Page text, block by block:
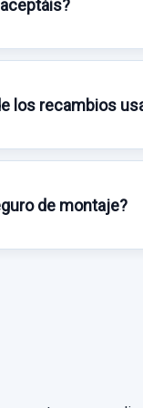
los recambios
de montaje?